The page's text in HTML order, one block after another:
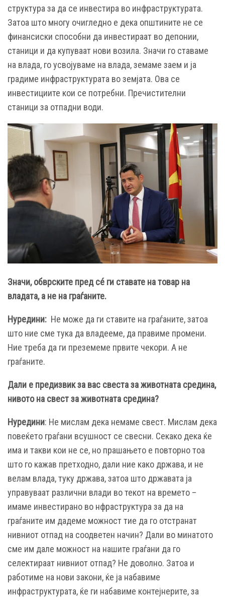
структура за да се инвестира во инфраструктурата.
Затоа што многу очигледно е дека општините не се
финансиски способни да инвестираат во депонии,
станици и да купуваат нови возила. Значи го ставаме
на влада, го усвојуваме на влада, земаме заем и ја
градиме инфраструктурата во земјата. Ова се
инвестициите кои се потребни. Пречистителни
станици за отпадни води.
Значи, обврските пред сé ги ставате на товар на
владата, а не на граѓаните.
Нуредини: Не може да ги ставите на граѓаните, затоа
што ние сме тука да владееме, да правиме промени.
Ние треба да ги преземеме првите чекори. А не
граѓаните.
Дали е предизвик за вас свеста за животната средина,
нивото на свест за животната средина?
Нуредини: Не мислам дека немаме свест. Мислам дека
повеќето граѓани всушност се свесни. Секако дека ќе
има и такви кои не се, но прашањето е повторно тоа
што го кажав претходно, дали ние како држава, и не
велам влада, туку држава, затоа што државата ја
управуваат различни влади во текот на времето –
имаме инвестирано во нфраструктура за да на
граѓаните им дадеме можност тие да го отстранат
нивниот отпад на соодветен начин? Дали во минатото
сме им дале можност на нашите граѓани да го
селектираат нивниот отпад? Не доволно. Затоа и
работиме на нови закони, ќе ја набавиме
инфраструктурата, ќе ги набавиме контејнерите, за